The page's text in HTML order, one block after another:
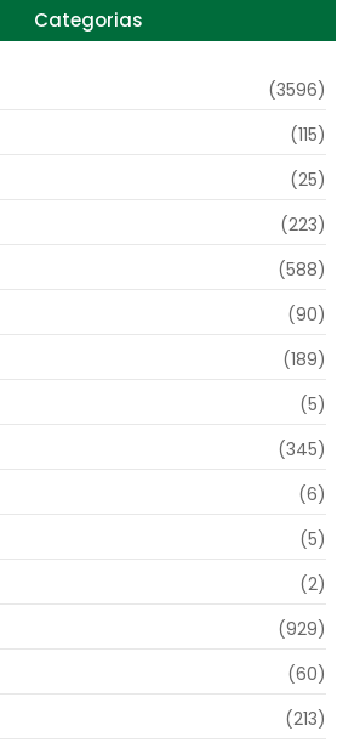
Categorias
(3596)
(115)
(25)
(223)
(588)
(90)
(189)
(5)
(345)
(6)
(5)
(2)
(929)
(60)
(213)